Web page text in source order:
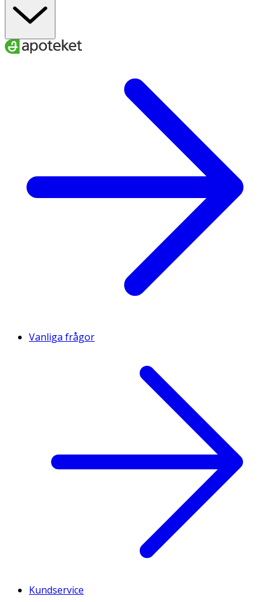
Vanliga frågor
Kundservice